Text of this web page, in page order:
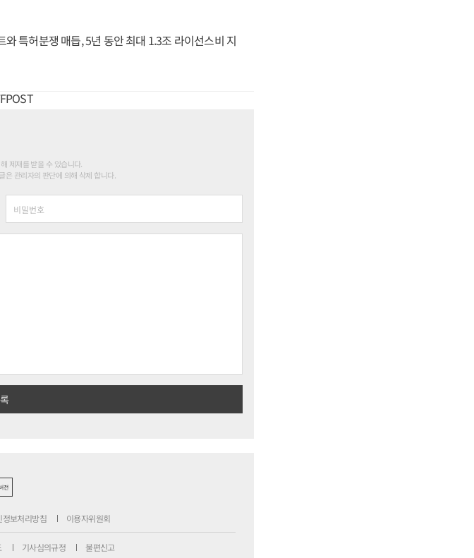
와 특허분쟁 매듭, 5년 동안 최대 1.3조 라이선스비 지
제재를 받을 수 있습니다.
은 관리자의 판단에 의해 삭제 합니다.
전
정보처리방침 이용자위원회
기사심의규정 불편신고